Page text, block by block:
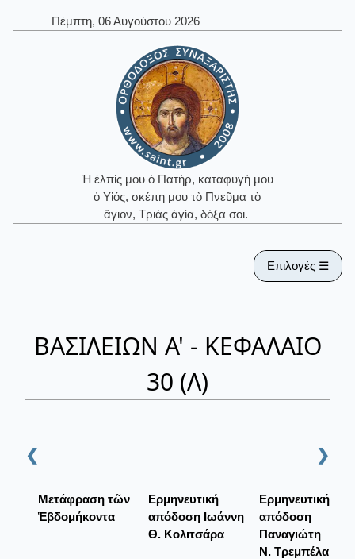
Πέμπτη, 06 Αυγούστου 2026
Ἡ ἐλπίς μου ὁ Πατήρ, καταφυγή μου
ὁ Υἱός, σκέπη μου τὸ Πνεῦμα τὸ
ἅγιον, Τριὰς ἁγία, δόξα σοι.
Επιλογές ☰
ΒΑΣΙΛΕΙΩΝ Α' - ΚΕΦΑΛΑΙΟ
30 (Λ)
❮ ❯
Μετάφραση τῶν
Ἑβδομήκοντα
Ερμηνευτική
απόδοση Ιωάννη
Θ. Κολιτσάρα
Ερμηνευτική
απόδοση
Παναγιώτη
Ν. Τρεμπέλα